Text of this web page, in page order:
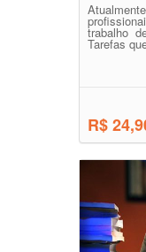
trabalho
Tarefas
R$